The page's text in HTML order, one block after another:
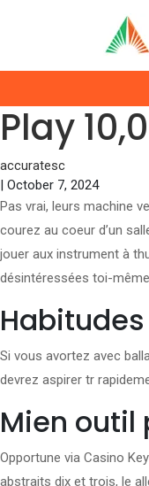
Play
accuratesc
| October 7, 2024
Pas vrai, leurs machine
courez au coeur d’un
jouer aux instrument à
désintéressées toi-
Habitudes
Si vous avortez avec
devrez aspirer tr
Mien outil
Opportune via Casino
abstraits dix et trois, le